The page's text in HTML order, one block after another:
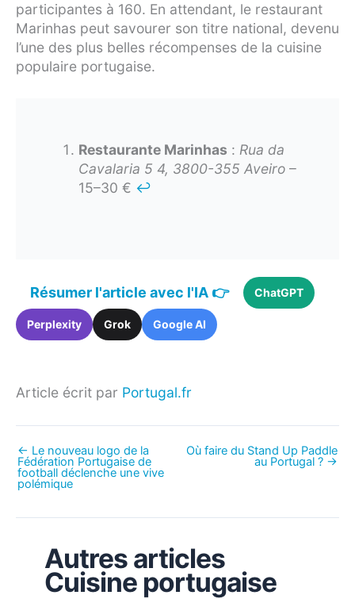
participantes à 160. En attendant, le restaurant
Marinhas peut savourer son titre national, devenu
l’une des plus belles récompenses de la cuisine
populaire portugaise.
Restaurante Marinhas : Rua da
Cavalaria 5 4, 3800-355 Aveiro–
15–30 € ↩︎
Résumer l'article avec l'IA 👉 ChatGPT
Perplexity Grok Google AI
Article écrit par Portugal.fr
← Le nouveau logo de la
Fédération Portugaise de
football déclenche une vive
polémique
Où faire du Stand Up Paddle
au Portugal ? →
Autres articles
Cuisine portugaise